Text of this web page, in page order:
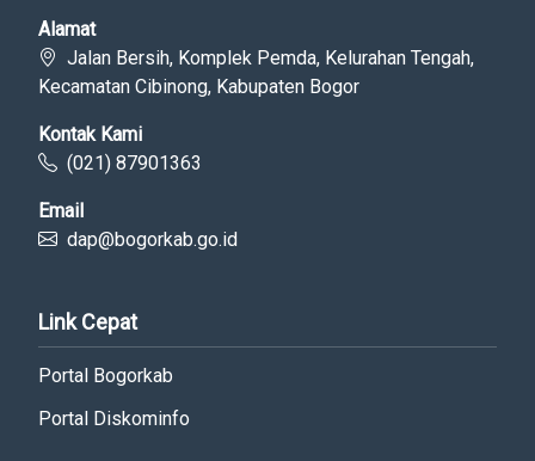
Alamat
Jalan Bersih, Komplek Pemda, Kelurahan Tengah,
Kecamatan Cibinong, Kabupaten Bogor
Kontak Kami
(021) 87901363
Email
dap@bogorkab.go.id
Link Cepat
Portal Bogorkab
Portal Diskominfo